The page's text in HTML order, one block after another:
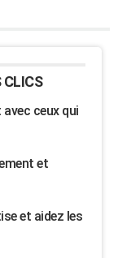
CLICS
ceux qui
et
et aidez les